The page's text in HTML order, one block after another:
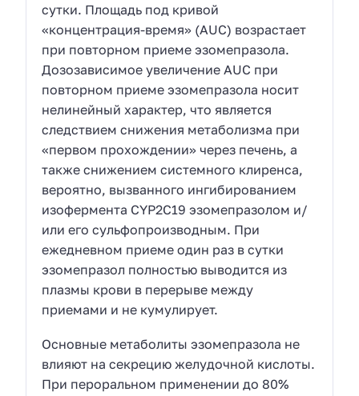
сутки. Площадь под кривой
«концентрация-время» (AUC) возрастает
при повторном приеме эзомепразола.
Дозозависимое увеличение AUC при
повторном приеме эзомепразола носит
нелинейный характер, что является
следствием снижения метаболизма при
«первом прохождении» через печень, а
также снижением системного клиренса,
вероятно, вызванного ингибированием
изофермента CYP2C19 эзомепразолом и/
или его сульфопроизводным. При
ежедневном приеме один раз в сутки
эзомепразол полностью выводится из
плазмы крови в перерыве между
приемами и не кумулирует.
Основные метаболиты эзомепразола не
влияют на секрецию желудочной кислоты.
При пероральном применении до 80%